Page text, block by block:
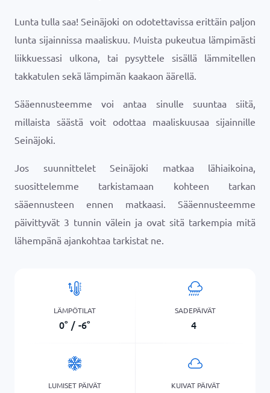
Lunta tulla saa! Seinäjoki on odotettavissa erittäin paljon
lunta sijainnissa maaliskuu. Muista pukeutua lämpimästi
liikkuessasi ulkona, tai pysyttele sisällä lämmitellen
takkatulen sekä lämpimän kaakaon äärellä.
Sääennusteemme voi antaa sinulle suuntaa siitä,
millaista säästä voit odottaa maaliskuusaa sijainnille
Seinäjoki.
Jos suunnittelet Seinäjoki matkaa lähiaikoina,
suosittelemme tarkistamaan kohteen tarkan
sääennusteen ennen matkaasi. Sääennusteemme
päivittyvät 3 tunnin välein ja ovat sitä tarkempia mitä
lähempänä ajankohtaa tarkistat ne.
LÄMPÖTILAT
0° / -6°
SADEPÄIVÄT
4
LUMISET PÄIVÄT KUIVAT PÄIVÄT